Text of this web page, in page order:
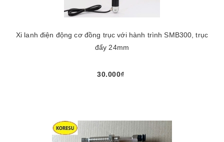
Xi lanh điện động cơ đồng trục với hành trình SMB300, trục
đẩy 24mm
30.000₫